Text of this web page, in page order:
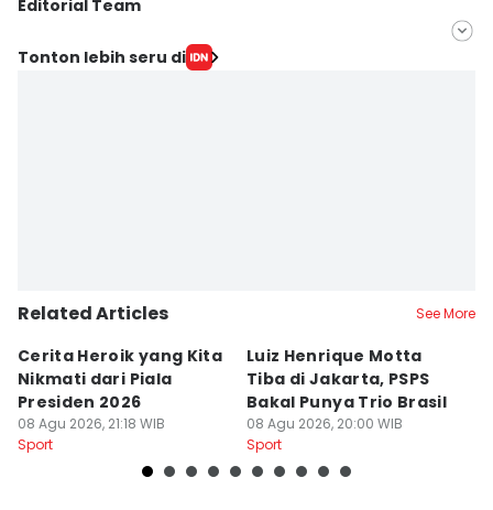
Editorial Team
Editor
Tonton lebih seru di
Related Articles See More
Cerita Heroik yang Kita
Nikmati dari Piala
Presiden 2026
08 Agu 2026, 21:18 WIB
Sport
Luiz Henrique Motta
Tiba di Jakarta, PSPS
Bakal Punya Trio Brasil
08 Agu 2026, 20:00 WIB
Sport